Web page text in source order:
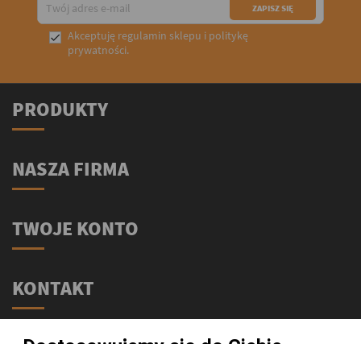
 Akceptuję regulamin sklepu i politykę
prywatności.
PRODUKTY
NASZA FIRMA
TWOJE KONTO
KONTAKT